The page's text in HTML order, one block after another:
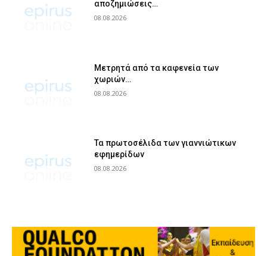
αποζημιώσεις…
08.08.2026
Μετρητά από τα καφενεία των
χωριών…
08.08.2026
Τα πρωτοσέλιδα των γιαννιώτικων
εφημερίδων
08.08.2026